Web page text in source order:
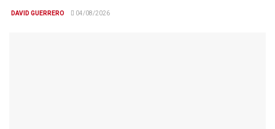
DAVID GUERRERO 04/08/2026